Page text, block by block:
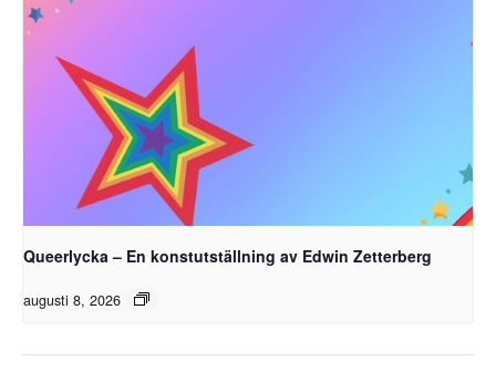
Queerlycka – En konstutställning av Edwin Zetterberg
augusti 8, 2026